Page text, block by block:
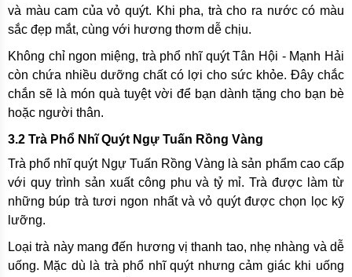
và màu cam của vỏ quýt. Khi pha, trà cho ra nước có màu
sắc đẹp mắt, cùng với hương thơm dễ chịu.
Không chỉ ngon miệng, trà phổ nhĩ quýt Tân Hội - Mạnh Hải
còn chứa nhiều dưỡng chất có lợi cho sức khỏe. Đây chắc
chắn sẽ là món quà tuyệt vời để bạn dành tặng cho bạn bè
hoặc người thân.
3.2 Trà Phổ Nhĩ Quýt Ngự Tuấn Rồng Vàng
Trà phổ nhĩ quýt Ngự Tuấn Rồng Vàng là sản phẩm cao cấp
với quy trình sản xuất công phu và tỷ mỉ. Trà được làm từ
những búp trà tươi ngon nhất và vỏ quýt được chọn lọc kỹ
lưỡng.
Loại trà này mang đến hương vị thanh tao, nhẹ nhàng và dễ
uống. Mặc dù là trà phổ nhĩ quýt nhưng cảm giác khi uống